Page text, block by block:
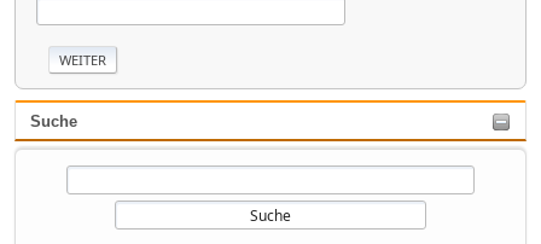
Suche